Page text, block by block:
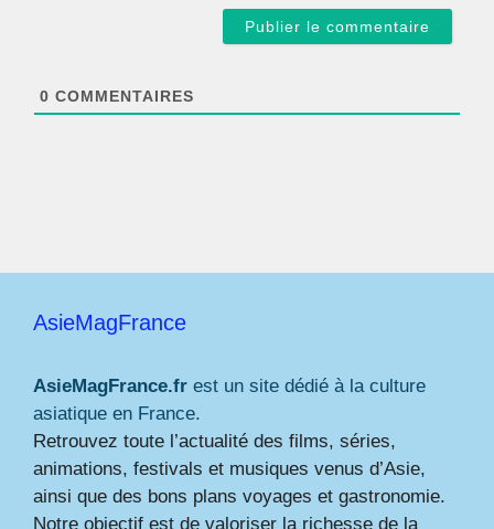
0 COMMENTAIRES
AsieMagFrance
AsieMagFrance.fr est un site dédié à la culture
asiatique en France.
Retrouvez toute l’actualité des films, séries,
animations, festivals et musiques venus d’Asie,
ainsi que des bons plans voyages et gastronomie.
Notre objectif est de valoriser la richesse de la